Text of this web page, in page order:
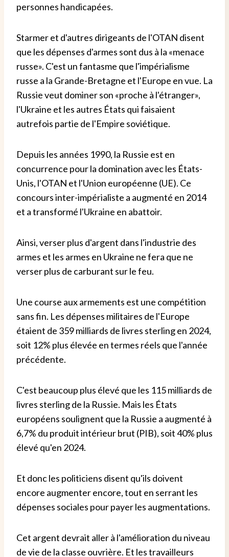
personnes handicapées.
Starmer et d'autres dirigeants de l'OTAN disent
que les dépenses d'armes sont dus à la «menace
russe». C'est un fantasme que l'impérialisme
russe a la Grande-Bretagne et l'Europe en vue. La
Russie veut dominer son «proche à l'étranger»,
l'Ukraine et les autres États qui faisaient
autrefois partie de l'Empire soviétique.
Depuis les années 1990, la Russie est en
concurrence pour la domination avec les États-
Unis, l'OTAN et l'Union européenne (UE). Ce
concours inter-impérialiste a augmenté en 2014
et a transformé l'Ukraine en abattoir.
Ainsi, verser plus d'argent dans l'industrie des
armes et les armes en Ukraine ne fera que ne
verser plus de carburant sur le feu.
Une course aux armements est une compétition
sans fin. Les dépenses militaires de l'Europe
étaient de 359 milliards de livres sterling en 2024,
soit 12% plus élevée en termes réels que l'année
précédente.
C'est beaucoup plus élevé que les 115 milliards de
livres sterling de la Russie. Mais les États
européens soulignent que la Russie a augmenté à
6,7% du produit intérieur brut (PIB), soit 40% plus
élevé qu'en 2024.
Et donc les politiciens disent qu'ils doivent
encore augmenter encore, tout en serrant les
dépenses sociales pour payer les augmentations.
Cet argent devrait aller à l'amélioration du niveau
de vie de la classe ouvrière. Et les travailleurs